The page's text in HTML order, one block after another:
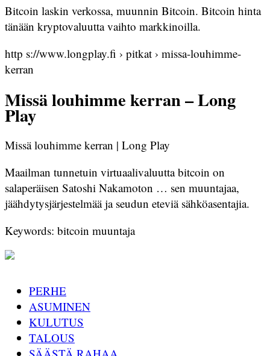
Bitcoin laskin verkossa, muunnin Bitcoin. Bitcoin hinta
tänään kryptovaluutta vaihto markkinoilla.
http s://www.longplay.fi › pitkat › missa-louhimme-
kerran
Missä louhimme kerran – Long
Play
Missä louhimme kerran | Long Play
Maailman tunnetuin virtuaalivaluutta bitcoin on
salaperäisen Satoshi Nakamoton … sen muuntajaa,
jäähdytysjärjestelmää ja seudun eteviä sähköasentajia.
Keywords: bitcoin muuntaja
PERHE
ASUMINEN
KULUTUS
TALOUS